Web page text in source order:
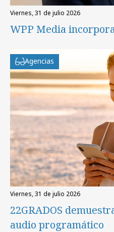
viernes, 31 de julio 2026
WPP Media
Agencias
viernes, 31 de julio 2026
22GRADOS
audio programático